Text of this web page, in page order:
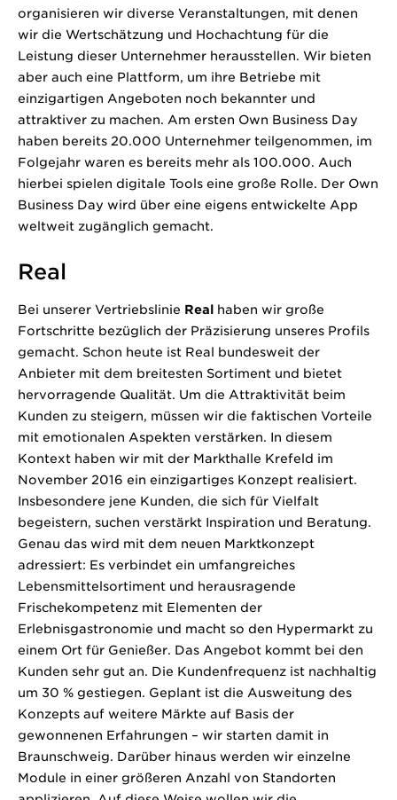
organisieren wir diverse Veranstaltungen, mit denen
wir die Wertschätzung und Hochachtung für die
Leistung dieser Unternehmer herausstellen. Wir bieten
aber auch eine Plattform, um ihre Betriebe mit
einzigartigen Angeboten noch bekannter und
attraktiver zu machen. Am ersten Own Business Day
haben bereits 20.000 Unternehmer teilgenommen, im
Folgejahr waren es bereits mehr als 100.000. Auch
hierbei spielen digitale Tools eine große Rolle. Der Own
Business Day wird über eine eigens entwickelte App
weltweit zugänglich gemacht.
Real
Bei unserer Vertriebslinie Real haben wir große
Fortschritte bezüglich der Präzisierung unseres Profils
gemacht. Schon heute ist Real bundesweit der
Anbieter mit dem breitesten Sortiment und bietet
hervorragende Qualität. Um die Attraktivität beim
Kunden zu steigern, müssen wir die faktischen Vorteile
mit emotionalen Aspekten verstärken. In diesem
Kontext haben wir mit der Markthalle Krefeld im
November 2016 ein einzigartiges Konzept realisiert.
Insbesondere jene Kunden, die sich für Vielfalt
begeistern, suchen verstärkt Inspiration und Beratung.
Genau das wird mit dem neuen Marktkonzept
adressiert: Es verbindet ein umfangreiches
Lebensmittelsortiment und herausragende
Frischekompetenz mit Elementen der
Erlebnisgastronomie und macht so den Hypermarkt zu
einem Ort für Genießer. Das Angebot kommt bei den
Kunden sehr gut an. Die Kundenfrequenz ist nachhaltig
um 30 % gestiegen. Geplant ist die Ausweitung des
Konzepts auf weitere Märkte auf Basis der
gewonnenen Erfahrungen – wir starten damit in
Braunschweig. Darüber hinaus werden wir einzelne
Module in einer größeren Anzahl von Standorten